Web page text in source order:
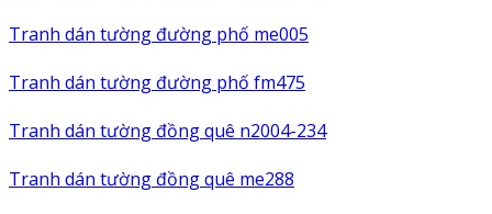
Tranh dán tường đường phố me005
Tranh dán tường đường phố fm475
Tranh dán tường đồng quê n2004-234
Tranh dán tường đồng quê me288